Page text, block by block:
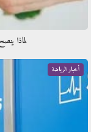
لماذا
أخبار الرياضة